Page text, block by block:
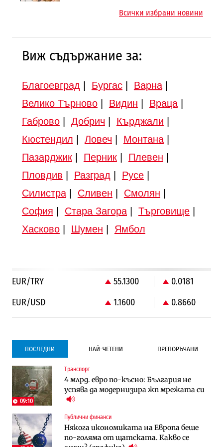
Всички избрани новини
Виж съдържание за:
Благоевград Бургас| Варна|
Велико Търново| Видин Враца|
Габрово| Добрич Кърджали
Кюстендил
Ловеч Монтана|
Пазарджик| Перник| Плевен
Пловдив
Разград Русе|
Силистра| Сливен Смолян
София
Стара Загора| Търговище|
Хасково| Шумен Ямбол
EUR/TRY 55.1300
0.0181
EUR/USD
1.1600 0.8660
ПОСЛЕДНИ НАЙ-ЧЕТЕНИ ПРЕПОРЪЧАНИ
09:10
Транспорт
4 млрд. евро по-късно: България не
успява да модернизира жп мрежата си
Публични финанси
Някога икономиката на Европа беше
по-голяма от щатската. Какво се
Градоустройство
Столична община избра изпълнител за
преместването на трамвайното
трасе по бул. „Скобелев“
Компании
Vivacom предлага над 150 устройства с
90% отстъпка през август
Компании
Vivacom предлага над 150 устройства с
90% отстъпка през август
Градоустройство
Столична община избра изпълнител за
преместването на трамвайното